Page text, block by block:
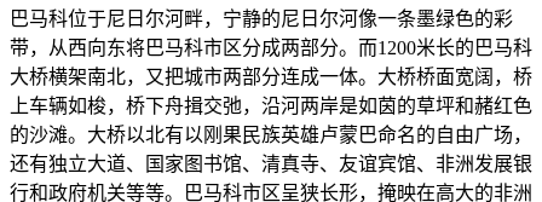
巴马科位于尼日尔河畔，宁静的尼日尔河像一条墨绿色的彩
带，从西向东将巴马科市区分成两部分。而1200米长的巴马科
大桥横架南北，又把城市两部分连成一体。大桥桥面宽阔，桥
上车辆如梭，桥下舟揖交弛，沿河两岸是如茵的草坪和赭红色
的沙滩。大桥以北有以刚果民族英雄卢蒙巴命名的自由广场，
还有独立大道、国家图书馆、清真寺、友谊宾馆、非洲发展银
行和政府机关等等。巴马科市区呈狭长形，掩映在高大的非洲